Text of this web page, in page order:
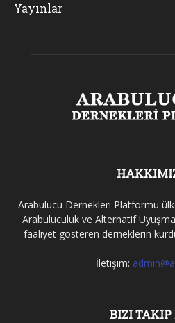
Yayınlar
Arabulucu Dernekleri Platformu
Arabuluculuk ve Alternatif
faaliyet gösteren derneklerin
İletişim:
BIZI TAKIP